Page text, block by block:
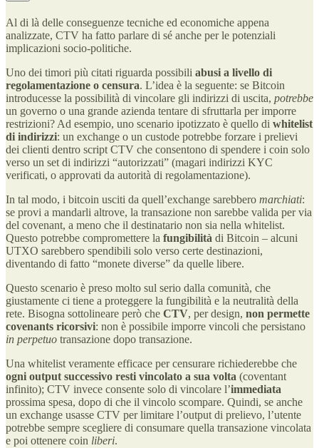
Al di là delle conseguenze tecniche ed economiche appena
analizzate, CTV ha fatto parlare di sé anche per le potenziali
implicazioni socio-politiche.
Uno dei timori più citati riguarda possibili abusi a livello di
regolamentazione o censura. L’idea è la seguente: se Bitcoin
introducesse la possibilità di vincolare gli indirizzi di uscita, potrebbe
un governo o una grande azienda tentare di sfruttarla per imporre
restrizioni? Ad esempio, uno scenario ipotizzato è quello di whitelist
di indirizzi: un exchange o un custode potrebbe forzare i prelievi
dei clienti dentro script CTV che consentono di spendere i coin solo
verso un set di indirizzi “autorizzati” (magari indirizzi KYC
verificati, o approvati da autorità di regolamentazione).
In tal modo, i bitcoin usciti da quell’exchange sarebbero marchiati:
se provi a mandarli altrove, la transazione non sarebbe valida per via
del covenant, a meno che il destinatario non sia nella whitelist.
Questo potrebbe compromettere la fungibilità di Bitcoin – alcuni
UTXO sarebbero spendibili solo verso certe destinazioni,
diventando di fatto “monete diverse” da quelle libere​.
Questo scenario è preso molto sul serio dalla comunità, che
giustamente ci tiene a proteggere la fungibilità e la neutralità della
rete. Bisogna sottolineare però che CTV, per design, non permette
covenants ricorsivi: non è possibile imporre vincoli che persistano
in perpetuo transazione dopo transazione​.
Una whitelist veramente efficace per censurare richiederebbe che
ogni output successivo resti vincolato a sua volta (coventant
infinito); CTV invece consente solo di vincolare l’immediata
prossima spesa, dopo di che il vincolo scompare. Quindi, se anche
un exchange usasse CTV per limitare l’output di prelievo, l’utente
potrebbe sempre scegliere di consumare quella transazione vincolata
e poi ottenere coin liberi.